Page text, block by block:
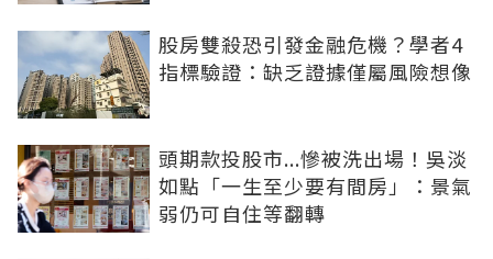
股房雙殺恐引發金融危機？學者4
指標驗證：缺乏證據僅屬風險想像
頭期款投股市...慘被洗出場！吳淡
如點「一生至少要有間房」：景氣
弱仍可自住等翻轉